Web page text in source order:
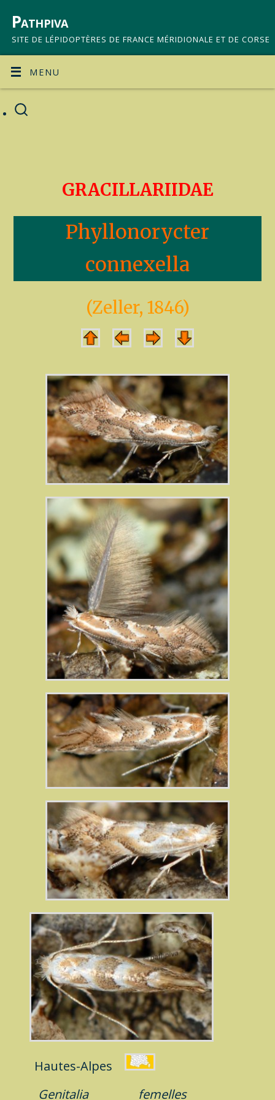
Pathpiva
SITE DE LÉPIDOPTÈRES DE FRANCE MÉRIDIONALE ET DE CORSE
MENU
GRACILLARIIDAE
Phyllonorycter
connexella
(Zeller, 1846)
Hautes-Alpes
Genitalia
femelles